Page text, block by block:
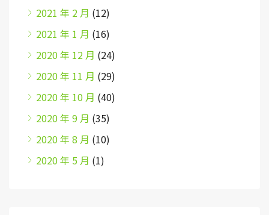
2021 年 2 月 (12)
2021 年 1 月 (16)
2020 年 12 月 (24)
2020 年 11 月 (29)
2020 年 10 月 (40)
2020 年 9 月 (35)
2020 年 8 月 (10)
2020 年 5 月 (1)